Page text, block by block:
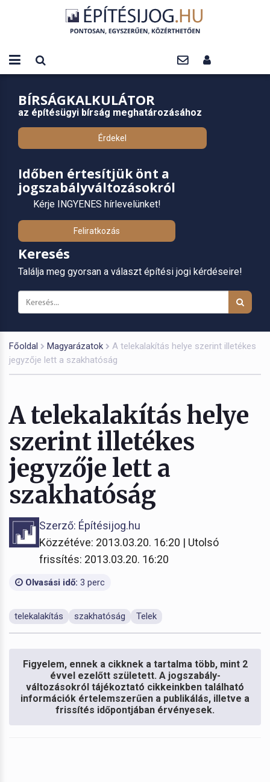
BÍRSÁGKALKULÁTOR
az építésügyi bírság meghatározásához
Érdekel
Időben értesítjük önt a
jogszabályváltozásokról
Kérje INGYENES hírlevelünket!
Feliratkozás
Keresés
Találja meg gyorsan a választ építési jogi kérdéseire!
Főoldal Magyarázatok
A telekalakítás helye szerint illetékes
jegyzője lett a szakhatóság
A telekalakítás helye
szerint illetékes
jegyzője lett a
szakhatóság
Szerző: Építésijog.hu
Közzétéve: 2013.03.20. 16:20 | Utolsó
frissítés: 2013.03.20. 16:20
Olvasási idő: 3 perc
telekalakítás szakhatóság Telek
Figyelem, ennek a cikknek a tartalma több, mint 2
évvel ezelőtt született. A jogszabály-
változásokról tájékoztató cikkeinkben található
információk értelemszerűen a publikálás, illetve a
frissítés időpontjában érvényesek.